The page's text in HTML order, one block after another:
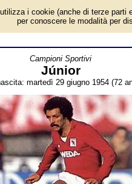
è la data di nascita, età, dove è
televisivo. Breve
Campioni Sportivi
Júnior
martedì 29 giugno 1954 (72
i cookie (anche di terze parti
per conoscere le modalità per